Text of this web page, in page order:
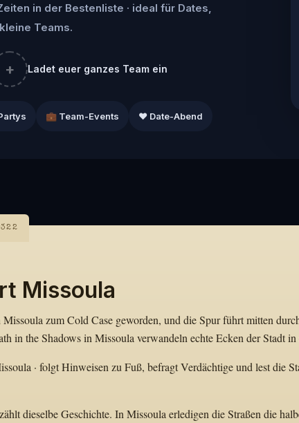
in der Bestenliste · ideal für Dates,
Teams.
+ Ladet euer ganzes Team ein
💼 Team-Events ❤️ Date-Abend
Missoula
zum Cold Case geworden, und die Spur führt mitten
in the Shadows in Missoula verwandeln echte Ecken der Stadt in
· folgt Hinweisen zu Fuß, befragt Verdächtige und lest die
dieselbe Geschichte. In Missoula erledigen die Straßen die